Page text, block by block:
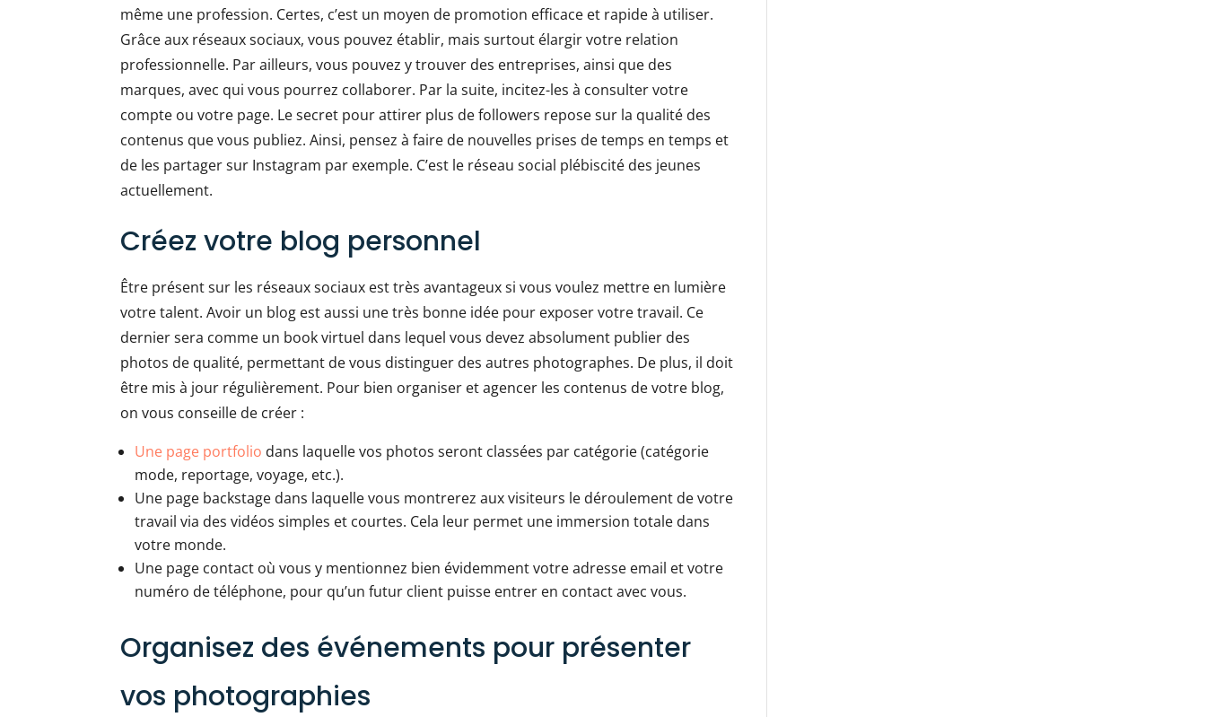
même une profession. Certes, c’est un moyen de promotion efficace et rapide à utiliser.
Grâce aux réseaux sociaux, vous pouvez établir, mais surtout élargir votre relation
professionnelle. Par ailleurs, vous pouvez y trouver des entreprises, ainsi que des
marques, avec qui vous pourrez collaborer. Par la suite, incitez-les à consulter votre
compte ou votre page. Le secret pour attirer plus de followers repose sur la qualité des
contenus que vous publiez. Ainsi, pensez à faire de nouvelles prises de temps en temps et
de les partager sur Instagram par exemple. C’est le réseau social plébiscité des jeunes
actuellement.
Créez votre blog personnel
Être présent sur les réseaux sociaux est très avantageux si vous voulez mettre en lumière
votre talent. Avoir un blog est aussi une très bonne idée pour exposer votre travail. Ce
dernier sera comme un book virtuel dans lequel vous devez absolument publier des
photos de qualité, permettant de vous distinguer des autres photographes. De plus, il doit
être mis à jour régulièrement. Pour bien organiser et agencer les contenus de votre blog,
on vous conseille de créer :
Une page portfolio dans laquelle vos photos seront classées par catégorie (catégorie
mode, reportage, voyage, etc.).
Une page backstage dans laquelle vous montrerez aux visiteurs le déroulement de votre
travail via des vidéos simples et courtes. Cela leur permet une immersion totale dans
votre monde.
Une page contact où vous y mentionnez bien évidemment votre adresse email et votre
numéro de téléphone, pour qu’un futur client puisse entrer en contact avec vous.
Organisez des événements pour présenter
vos photographies